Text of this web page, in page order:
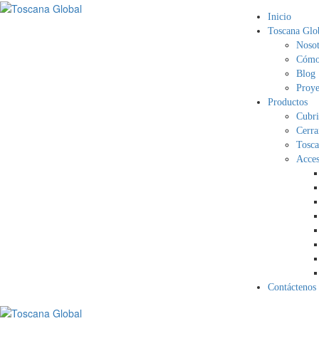
Inicio
Toscana
Blog
Productos
Contáctenos